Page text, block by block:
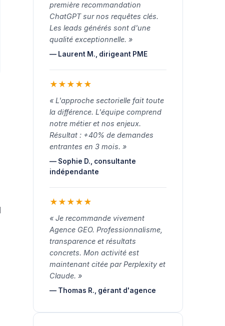
première recommandation
ChatGPT sur nos requêtes clés.
Les leads générés sont d'une
qualité exceptionnelle. »
— Laurent M., dirigeant PME
★ ★ ★ ★ ★
« L'approche sectorielle fait toute
la différence. L'équipe comprend
notre métier et nos enjeux.
Résultat : +40% de demandes
entrantes en 3 mois. »
— Sophie D., consultante
indépendante
★ ★ ★ ★ ★
« Je recommande vivement
Agence GEO. Professionnalisme,
transparence et résultats
concrets. Mon activité est
maintenant citée par Perplexity et
Claude. »
— Thomas R., gérant d'agence